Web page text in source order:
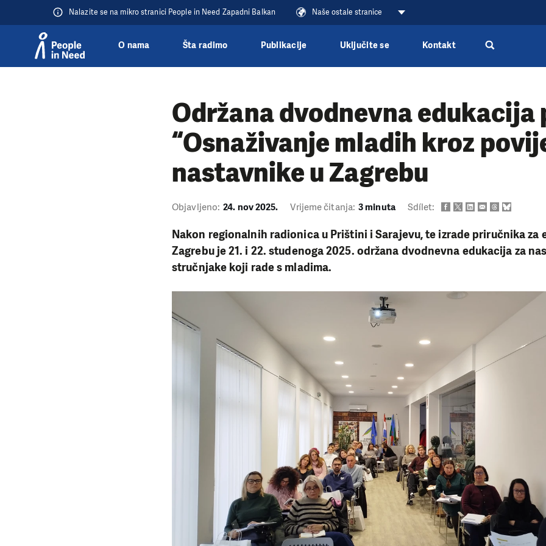
Nalazite se na mikro stranici People in Need Zapadni Balkan Naše ostale stranice
O nama Šta radimo Publikacije Uključite se Kontakt
Održana dvodnevna
“Osnaživanje mladih kroz
nastavnike u Zagrebu
Objavljeno: 24. nov 2025. Vrijeme čitanja: 3 minuta Sdílet:
Nakon regionalnih radionica u Prištini i Sarajevu, te izrade priručnika za
Zagrebu je 21. i 22. studenoga 2025. održana dvodnevna edukacija za
stručnjake koji rade s mladima.